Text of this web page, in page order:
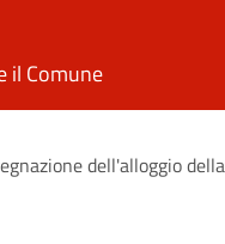
il Comune
dell'alloggio